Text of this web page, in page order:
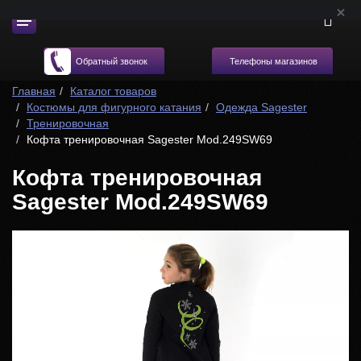
Обратный звонок Телефоны магазинов
Главная
Каталог товаров
Костюмы для фигурного катания
Одежда Sagester
Тренировочная
Кофта тренировочная Sagester Mod.249SW69
Кофта тренировочная
Sagester Mod.249SW69